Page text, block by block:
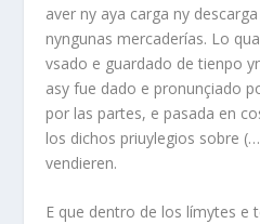
aver ny aya carga ny
nyngunas mercaderías. Lo
vsado e guardado de tienpo
asy fue dado e pronunçiado
por las partes, e pasada en
los dichos priuylegios sobre
vendieren.
E que dentro de los límytes e